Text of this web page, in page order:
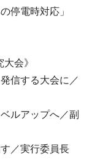
停電時対応」
会》
信する大会に／
ルアップへ／副
す／実行委員長